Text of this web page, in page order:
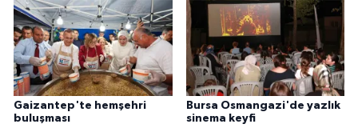
Gaizantep'te hemşehri
buluşması
Bursa Osmangazi'de yazlık
sinema keyfi